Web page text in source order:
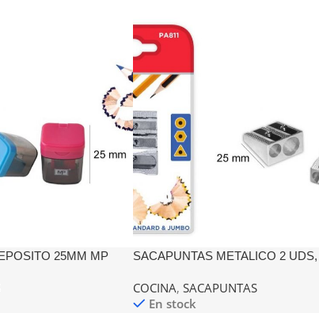
25MM MP SACAPUNTAS METALICO 2 UDS,
COCINA, SACAPUNTAS
En stock